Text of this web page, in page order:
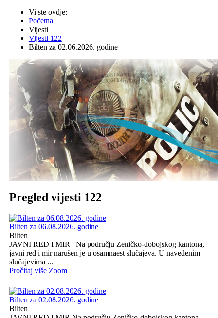
Vi ste ovdje:
Početna
Vijesti
Vijesti 122
Bilten za 02.06.2026. godine
Pregled vijesti 122
Bilten za 06.08.2026. godine
Bilten
JAVNI RED I MIR Na području Zeničko-dobojskog kantona,
javni red i mir narušen je u osamnaest slučajeva. U navedenim
slučajevima ...
Pročitaj više Zoom
Bilten za 02.08.2026. godine
Bilten